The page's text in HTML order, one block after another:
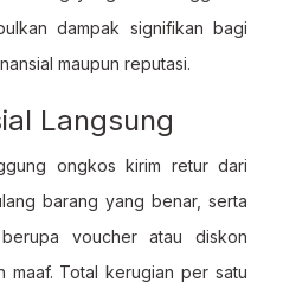
dampak signifikan bagi
maupun reputasi.
Langsung
ongkos kirim retur dari
barang yang benar, serta
voucher atau diskon
maaf. Total kerugian per satu